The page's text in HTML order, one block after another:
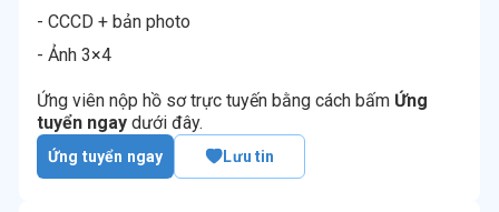
- CCCD + bản photo
- Ảnh 3×4
Ứng viên nộp hồ sơ trực tuyến bằng cách bấm Ứng
tuyển ngay dưới đây.
Ứng tuyển ngay Lưu tin